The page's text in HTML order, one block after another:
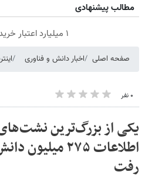
مطالب پیشنهادی
۱ میلیارد اعتبار خرید طلا | بدون ضامن و چک
صفحه اصلی اخبار دانش و فناوری
۰ نفر
یکی از بزرگ‌ترین
اطلاعات ۲۷۵
رفت